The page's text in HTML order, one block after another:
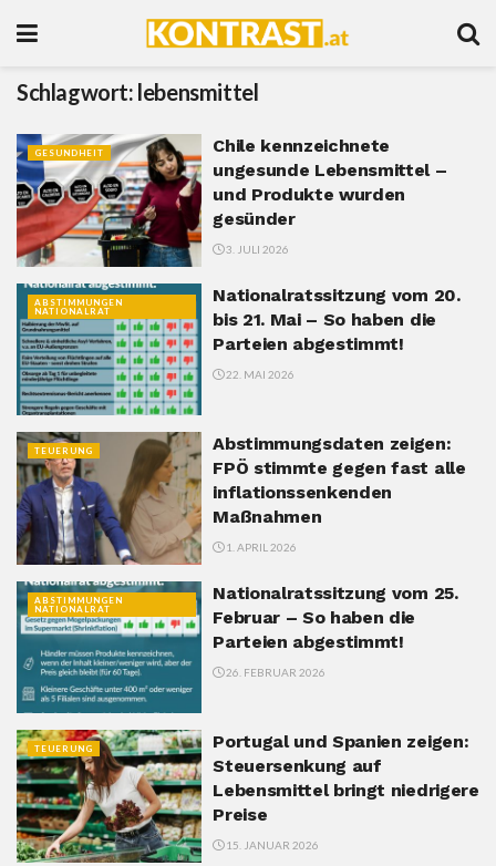
Schlagwort: lebensmittel
GESUNDHEIT
Chile kennzeichnete
ungesunde Lebensmittel –
und Produkte wurden
gesünder
3. JULI 2026
ABSTIMMUNGEN
NATIONALRAT
Nationalratssitzung vom 20.
bis 21. Mai – So haben die
Parteien abgestimmt!
22. MAI 2026
TEUERUNG
Abstimmungsdaten zeigen:
FPÖ stimmte gegen fast alle
inflationssenkenden
Maßnahmen
1. APRIL 2026
ABSTIMMUNGEN
NATIONALRAT
Nationalratssitzung vom 25.
Februar – So haben die
Parteien abgestimmt!
26. FEBRUAR 2026
TEUERUNG
Portugal und Spanien zeigen:
Steuersenkung auf
Lebensmittel bringt niedrigere
Preise
15. JANUAR 2026